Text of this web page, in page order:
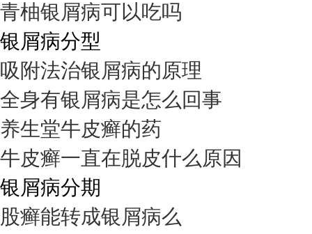
青柚银屑病可以吃吗
银屑病分型
吸附法治银屑病的原理
全身有银屑病是怎么回事
养生堂牛皮癣的药
牛皮癣一直在脱皮什么原因
银屑病分期
股癣能转成银屑病么